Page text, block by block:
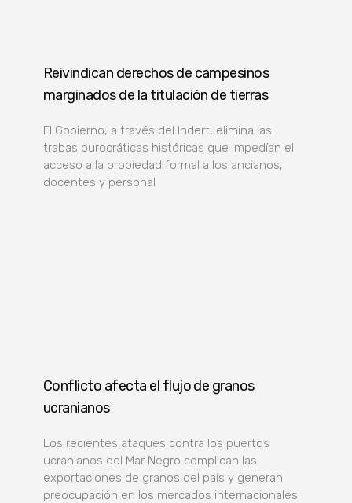
Reivindican derechos de campesinos
marginados de la titulación de tierras
El Gobierno, a través del Indert, elimina las
trabas burocráticas históricas que impedían el
acceso a la propiedad formal a los ancianos,
docentes y personal
Conflicto afecta el flujo de granos
ucranianos
Los recientes ataques contra los puertos
ucranianos del Mar Negro complican las
exportaciones de granos del país y generan
preocupación en los mercados internacionales